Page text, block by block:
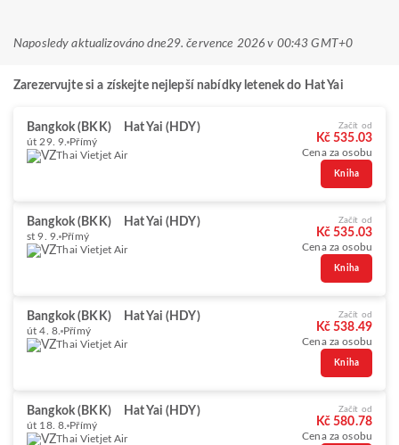
Naposledy aktualizováno dne29. července 2026 v 00:43 GMT+0
Zarezervujte si a získejte nejlepší nabídky letenek do Hat Yai
Bangkok (BKK) Hat Yai (HDY)
út 29. 9. Přímý
Thai Vietjet Air
Začít od
Kč 535.03
Cena za osobu
Kniha
Bangkok (BKK) Hat Yai (HDY)
st 9. 9. Přímý
Thai Vietjet Air
Začít od
Kč 535.03
Cena za osobu
Kniha
Bangkok (BKK) Hat Yai (HDY)
út 4. 8. Přímý
Thai Vietjet Air
Začít od
Kč 538.49
Cena za osobu
Kniha
Bangkok (BKK) Hat Yai (HDY)
út 18. 8. Přímý
Thai Vietjet Air
Začít od
Kč 580.78
Cena za osobu